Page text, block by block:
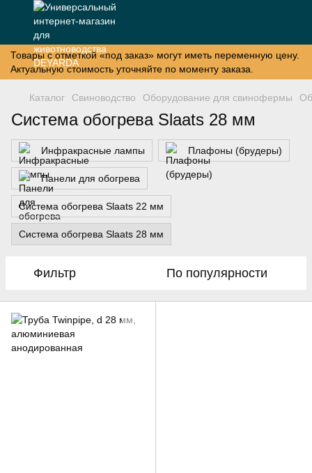
Товары с отметкой «под заказ» могут иметь переменную цену.
Актуальную стоимость уточняйте по моменту заказа.
Каталог Свиноводство Оборудование для свинофермы
Система обогрева Slaats 28 мм
Инфракрасные лампы Плафоны (брудеры)
Панели для обогрева
Система обогрева Slaats 22 мм
Система обогрева Slaats 28 мм
Фильтр По популярности